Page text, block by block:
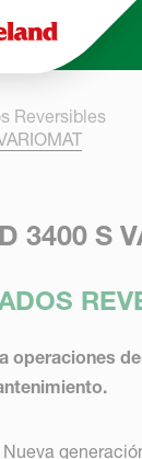
Skip to
Reversibles
3400 S
operaciones